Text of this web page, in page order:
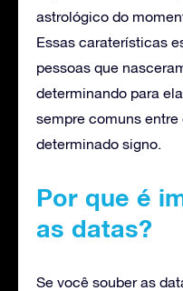
astrológico do
Essas caraterísticas
pessoas que
determinando para
sempre comuns
determinado signo.
Por que é
as datas?
Se você souber as